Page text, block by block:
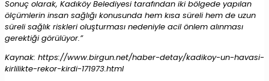
Sonuç olarak, Kadıköy Belediyesi tarafından iki bölgede yapılan
ölçümlerin insan sağlığı konusunda hem kısa süreli hem de uzun
süreli sağlık riskleri oluşturması nedeniyle acil önlem alınması
gerektiği görülüyor.”
Kaynak: https://www.birgun.net/haber-detay/kadikoy-un-havasi-
kirlilikte-rekor-kirdi-171973.html